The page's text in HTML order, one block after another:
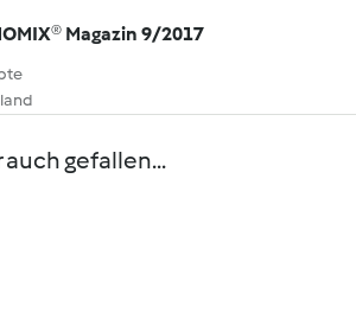
Magazin 9/2017
gefallen...